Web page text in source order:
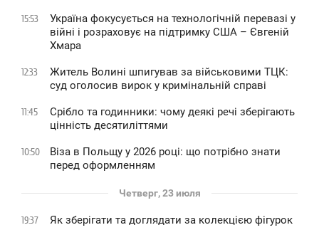
15:53
Україна фокусується на технологічній перевазі у
війні і розраховує на підтримку США – Євгеній
Хмара
12:33
Житель Волині шпигував за військовими ТЦК:
суд оголосив вирок у кримінальній справі
11:45
Срібло та годинники: чому деякі речі зберігають
цінність десятиліттями
10:50
Віза в Польщу у 2026 році: що потрібно знати
перед оформленням
Четверг, 23 июля
19:37 Як зберігати та доглядати за колекцією фігурок